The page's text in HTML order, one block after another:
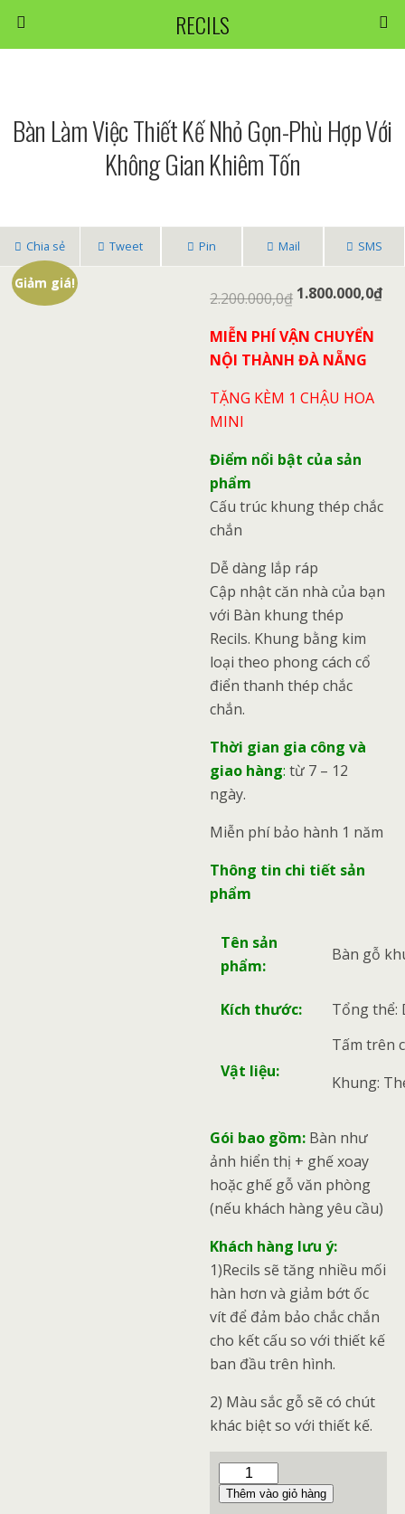
RECILS
Bàn Làm Việc Thiết Kế Nhỏ Gọn-Phù Hợp Với
Không Gian Khiêm Tốn
Chia sẻ Tweet Pin Mail SMS
Giảm giá!
2.200.000,0₫ 1.800.000,0₫
MIỄN PHÍ VẬN CHUYỂN
NỘI THÀNH ĐÀ NẴNG
TẶNG KÈM 1 CHẬU HOA
MINI
Điểm nổi bật của sản
phẩm
Cấu trúc khung thép chắc
chắn
Dễ dàng lắp ráp
Cập nhật căn nhà của bạn
với Bàn khung thép
Recils. Khung bằng kim
loại theo phong cách cổ
điển thanh thép chắc
chắn.
Thời gian gia công và
giao hàng: từ 7 – 12
ngày.
Miễn phí bảo hành 1 năm
Thông tin chi tiết sản
phẩm
Tên sản
phẩm:
Bàn gỗ
Kích thước: Tổng thể:
Vật liệu:
Tấm trên
Khung:
Gói bao gồm: Bàn như
ảnh hiển thị + ghế xoay
hoặc ghế gỗ văn phòng
(nếu khách hàng yêu cầu)
Khách hàng lưu ý:
1)Recils sẽ tăng nhiều mối
hàn hơn và giảm bớt ốc
vít để đảm bảo chắc chắn
cho kết cấu so với thiết kế
ban đầu trên hình.
2) Màu sắc gỗ sẽ có chút
khác biệt so với thiết kế.
Thêm vào giỏ hàng